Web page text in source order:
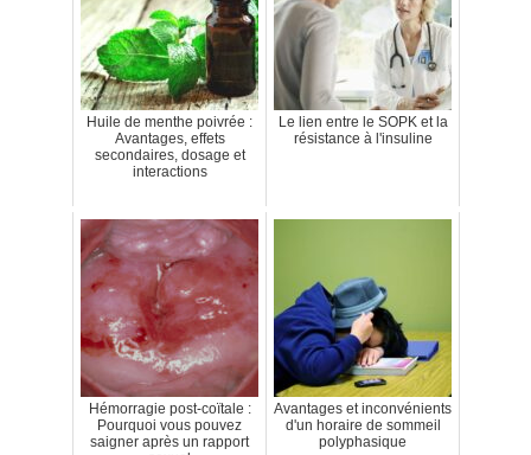
Huile de menthe poivrée :
Avantages, effets
secondaires, dosage et
interactions
Le lien entre le SOPK et la
résistance à l'insuline
Hémorragie post-coïtale :
Pourquoi vous pouvez
saigner après un rapport
Avantages et inconvénients
d'un horaire de sommeil
polyphasique